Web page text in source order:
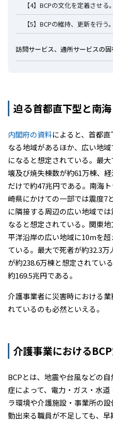
【4】BCPの文化を定着させる。
【5】BCPの維持、更新を行う。
訪問サービス、通所サービスの
迫る首都直下型と南
内閣府の資料によると、首都
なる地域があるほか、広い地
になると想定されている。最
壊及び焼失棟数が約61万棟、
だけで約47兆円である。南海
崎県にかけての一部では震度7
に隣接する周辺の広い地域で
なると想定されている。関東
平洋沿岸の広い地域に10mを
ている。最大で死者が約32.3
が約238.6万棟と想定されてい
約169.5兆円である。
介護事業者に災害時における
れているのも必然といえる。
介護事業における
BCPとは、地震や台風などの
症によって、電力・ガス・水
ラ環境や介護施設・事業所の
勤出来る職員が不足しても、